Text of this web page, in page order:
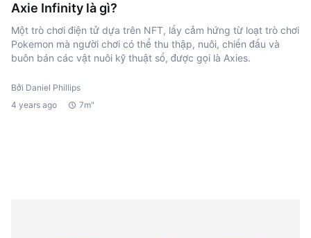
Axie Infinity là gì?
Một trò chơi điện tử dựa trên NFT, lấy cảm hứng từ loạt trò chơi
Pokemon mà người chơi có thể thu thập, nuôi, chiến đấu và
buôn bán các vật nuôi kỹ thuật số, được gọi là Axies.
Bởi Daniel Phillips
4 years ago
7m"